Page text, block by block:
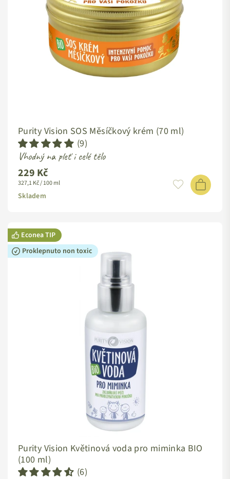
Purity Vision SOS Měsíčkový krém (70 ml)
(9)
Vhodný na pleť i celé tělo
Standardní
cena
229 Kč
327,1 Kč / 100 ml
Skladem
Econea TIP
Proklepnuto non toxic
Purity Vision Květinová voda pro miminka BIO
(100 ml)
(6)